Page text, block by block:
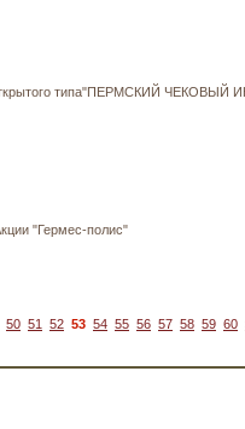
открытого типа"ПЕРМСКИЙ
"Гермес-полис"
50 51 52 53 54 55 56 57 58 59 60